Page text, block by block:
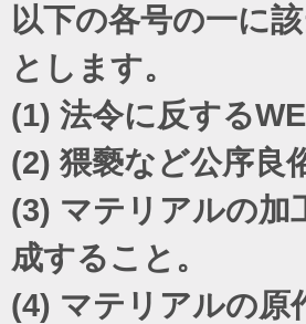
以下の各号の一に
とします。
(1) 法令に反する
(2) 猥褻など公序良
(3) マテリアルの加
成すること。
(4) マテリアルの原